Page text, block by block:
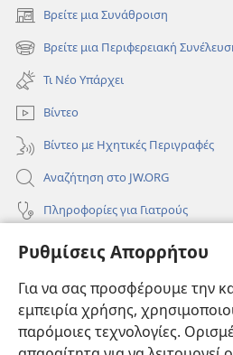
Ρυθμίσεις Απορρήτου
Για να σας προσφέρουμε την
εμπειρία χρήσης,
παρόμοιες τεχνολογίες.
Βρείτε μια Συνάθροιση
(ανοίγει
νέο
παράθυρο)
Βρείτε μια Περιφερειακή
(ανοίγει
νέο
παράθυρο)
Τι Νέο Υπάρχει
Βίντεο
Βίντεο με Ηχητικές Περιγραφές
Αναζήτηση στο JW.ORG
Πληροφορίες για Γιατρούς
Πληροφορίες για Επίσημους
Συνεισφορές
(ανοίγει